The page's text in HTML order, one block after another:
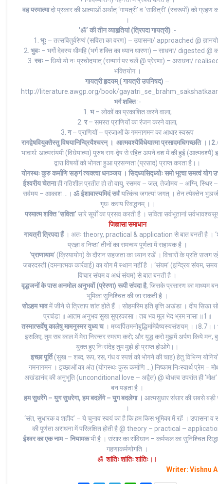
वह परमात्मादो प्रकार की आत्माओं अर्थात् ‘गायत्री’ व ‘सावित्री’ (स्वरूपों) को ग्रहण
।
‘ॐ’ की तीन व्याहृतियां (त्रिपदा गायत्री) :-
1. भूः– तत्सवितुर्वरेण्यं (सविता का वरण) – उपासना/ approached @
2. भुवः– भर्गो देवस्य धीमहि (भर्ग शक्ति का ध्यान धारणा) – साधना/ digested @
3. स्वः– धियो यो नः प्रचोदयात् (सन्मार्ग पर चलें @ प्रेरणा) – अराधना/
भक्तियोग ।
गायत्री हृदयम् ( गायत्री उपनिषद्) –
http://literature.awgp.org/book/
भर्ग शक्ति:-
1. भ– लोकों का प्रकाशित करने वाला,
2. र– समस्त प्राणियों का रंजन करने वाला,
3. ग– प्राणियों – प्रजाओं के गमनागमन का आधार स्वरूप
रागद्वेषवियुक्तैस्तु विषयानिन्द्रियैश्चरन् । आत्मवश्यैर्विधेयात्मा प्रसादमधिगच्छति
भावार्थ: आत्मसंयमी (विधेयात्मा) पुरुष राग-द्वेष से रहित अपने वश में की हुई (आत्मवश्यै)
द्वारा विषयों को भोगता हुआ प्रसन्नता (प्रसाद) प्राप्त करता है।।
योगस्थः कुरु कर्माणि सङ्गं त्यक्त्वा धनञ्जय । सिद्ध्यसिद्ध्योः समो भूत्वा समत्वं योग
ईश्वरीय चेतनाही गतिशील प्रतीत हो तो वायु, रसमय – जल, तेजोमय – अग्नि, स्थिर –
सर्वमय – आकाश …। ॐ ईशावास्यमिदं सर्वंयत्किंच जगत्यां जगत् । तेन त्येक्तेन
गृधः कस्य स्विद्धनम् ।।
परमात्म शक्ति ‘सविता’ सारे सूर्यों का प्रसव करती है । सविता सर्वभूतानां
जिज्ञासा समाधान
गायत्री त्रिपदा हैं। अतः theory, practical & application से बात बनती है ।
प्रज्ञा व निष्ठा’ तीनों का समन्वय पूर्णता में सहायक है ।
‘प्राणायाम‘ (क्रियायोग) के दौरान सहजता का ध्यान रखें । विचारों के प्रति सजग
जबरदस्ती (दमनात्मक कार्रवाई) का योग में स्थान नहीं है । ‘संयम’ (इन्द्रिय संयम,
विचार संयम व अर्थ संयम) से बात बनती है ।
वृद्धजनों के पास अनमोल अनुभवों (प्रेरणा) रूपी संपदा है, जिसके प्रसारण का माध्यम
भूमिका सुनिश्चित की जा सकती है ।
सोऽहम भावमें जीने से त्रिताप शांत होते हैं । सोहमस्मि इति बृत्ति अखंडा । दीप सिखा
प्रचंडा ॥ आतम अनुभव सुख सुप्रकासा। तब भव मूल भेद भ्रम नासा ॥1॥
तस्मात्सर्वेषु कालेषु मामनुस्मर युध्य च। मय्यर्पितमनोबुद्धिर्मामेवैष्यस्यसंशयम् ।।8.7।।
इसलिए, तुम सब काल में मेरा निरन्तर स्मरण करो; और युद्ध करो मुझमें अर्पण किये मन,
युक्त हुए निःसंदेह तुम मुझे ही प्राप्त होओगे।।
इच्छा पूर्ति(सुख – शब्द, रूप, रस, गंध व स्पर्श को भोगने की चाह) हेतु विभिन्न
गमनागमन । इच्छाओं का अंत (योगस्थः कुरू कर्माणि …) निष्काम निःस्वार्थ प्रेम –
अखंडानंद की अनुभूति (unconditional love – अद्वैत) @ बोधत्व उपरांत ही
बन पड़ता है ।
हम सुधरेंगे – युग सुधरेगा, हम बदलेंगे – युग बदलेगा । आत्मसुधार संसार की सबसे बड़ी
।
‘संत, सुधारक व शहीद’ – ये चुनाव स्वयं का है कि हम किस भूमिका में रहें । उपासना व
की पूर्णता अराधना में परिलक्षित होती है @ theory – practical –
ईश्वर का एक नाम – नियामकभी है । संसार का संविधान – कर्मफल का सुनिश्चित
गहणाकर्मणोगति ।
ॐ शांतिः शांतिः शांतिः।।
Writer: Vishnu